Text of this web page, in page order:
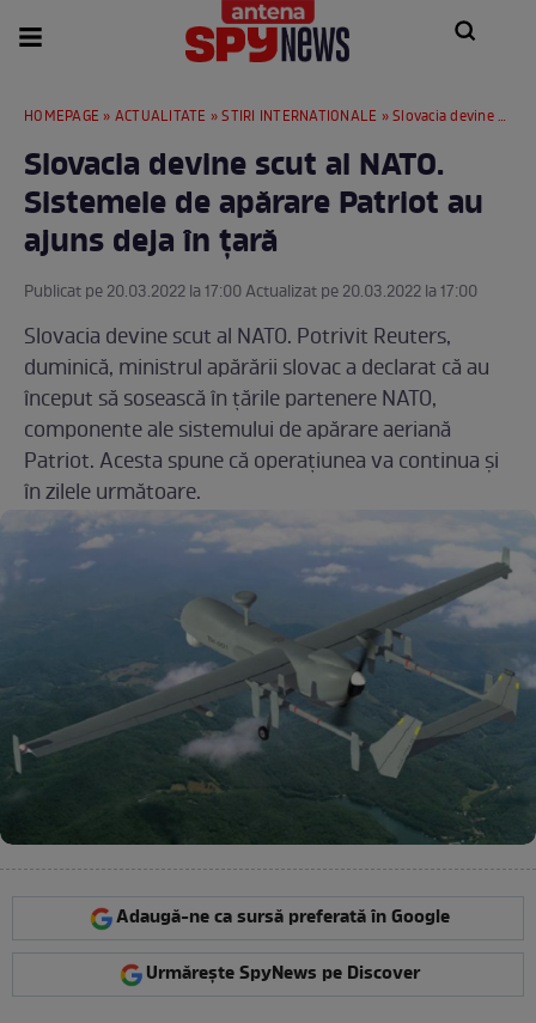
HOMEPAGE » ACTUALITATE »STIRI INTERNATIONALE » Slovacia devine scut al NATO. Sistemele de apărare Patriot au ajuns deja în țară
Slovacia devine scut al NATO.
Sistemele de apărare Patriot au
ajuns deja în țară
Publicat pe 20.03.2022 la 17:00 Actualizat pe 20.03.2022 la 17:00
Slovacia devine scut al NATO. Potrivit Reuters,
duminică, ministrul apărării slovac a declarat că au
început să sosească în țările partenere NATO,
componente ale sistemului de apărare aeriană
Patriot. Acesta spune că operațiunea va continua și
în zilele următoare.
Adaugă-ne ca sursă preferată în Google
Urmărește SpyNews pe Discover